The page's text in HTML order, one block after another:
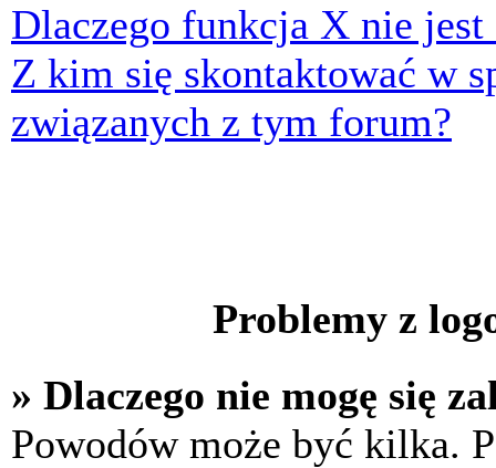
Dlaczego funkcja X nie jest
Z kim się skontaktować w
związanych z tym forum?
Problemy z
» Dlaczego nie mogę się
Powodów może być kilka.